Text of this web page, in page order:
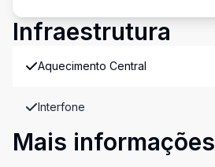
Infraestrutura
Aquecimento Central
Interfone
Mais informações